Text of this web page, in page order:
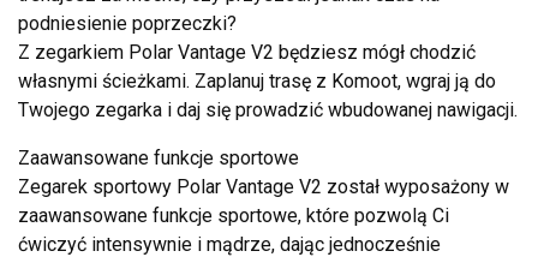
podniesienie poprzeczki?
Z zegarkiem Polar Vantage V2 będziesz mógł chodzić
własnymi ścieżkami. Zaplanuj trasę z Komoot, wgraj ją do
Twojego zegarka i daj się prowadzić wbudowanej nawigacji.
Zaawansowane funkcje sportowe
Zegarek sportowy Polar Vantage V2 został wyposażony w
zaawansowane funkcje sportowe, które pozwolą Ci
ćwiczyć intensywnie i mądrze, dając jednocześnie